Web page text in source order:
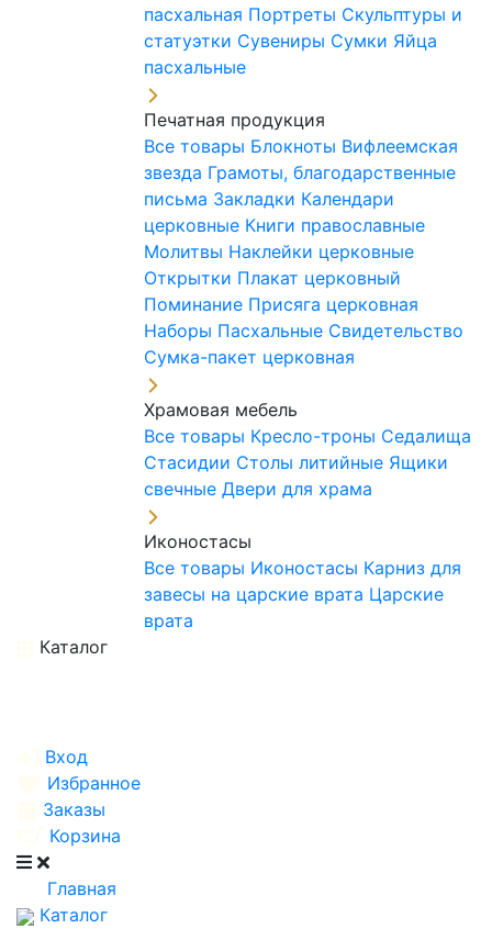
пасхальная Портреты Скульптуры и
статуэтки Сувениры Сумки Яйца
пасхальные
Печатная продукция
Все товары Блокноты Вифлеемская
звезда Грамоты, благодарственные
письма Закладки Календари
церковные Книги православные
Молитвы Наклейки церковные
Открытки Плакат церковный
Поминание Присяга церковная
Наборы Пасхальные Свидетельство
Сумка-пакет церковная
Храмовая мебель
Все товары Кресло-троны Седалища
Стасидии Столы литийные Ящики
свечные Двери для храма
Иконостасы
Все товары Иконостасы Карниз для
завесы на царские врата Царские
врата
Каталог
Вход
Избранное
Заказы
Корзина
Главная
Каталог